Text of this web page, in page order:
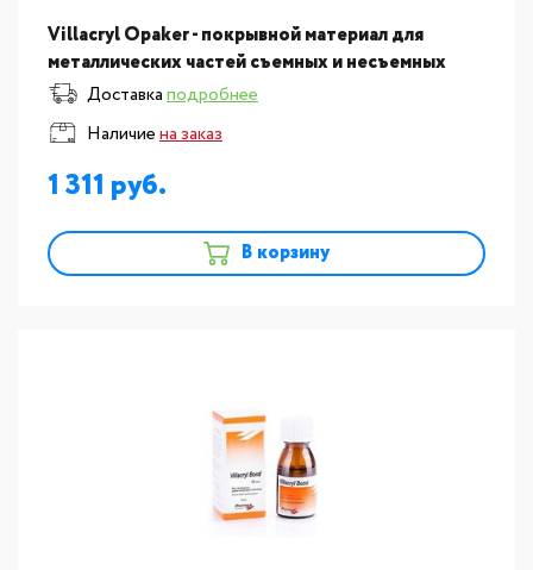
Villacryl Opaker - покрывной материал для
металлических частей съемных и несъемных
протезов
Доставкаподробнее
Наличиена заказ
1 311
В корзину